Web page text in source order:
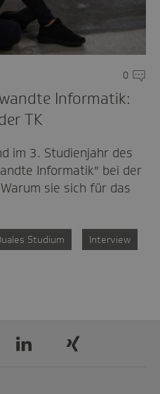
0
Informatik:
TK
im 3. Studienjahr des
Informatik" bei der
sie sich für das
Studium Interview
LinkedIn Xing